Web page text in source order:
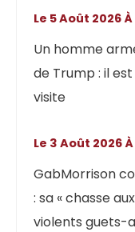
Un homme
de Trump : il
visite
Le 5 Août 2026 À
GabMorrison
: sa « chasse
violents guets-
Le 3 Août 2026